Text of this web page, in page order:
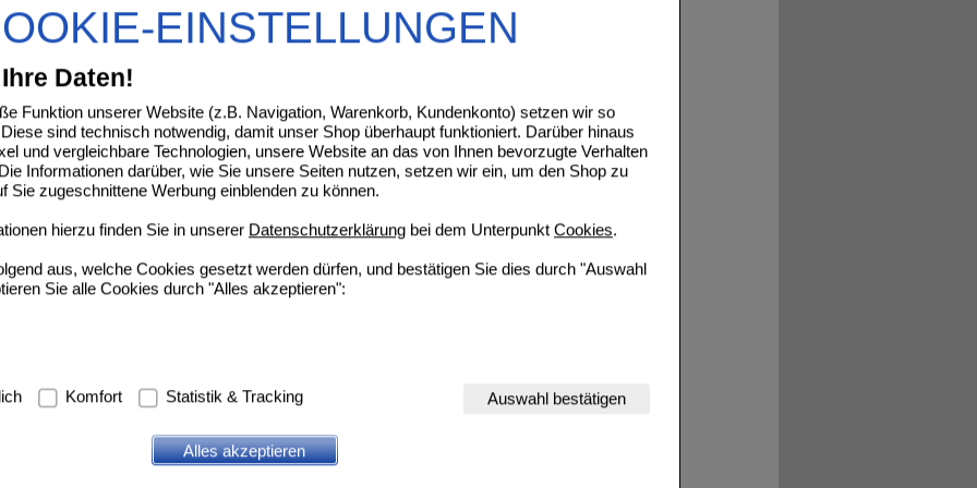
EINSTELLUNGEN
Daten!
Funktion unserer Website (z.B. Navigation, Warenkorb, Kundenkonto) setzen wir so
sind technisch notwendig, damit unser Shop überhaupt funktioniert. Darüber hinaus
und vergleichbare Technologien, unsere Website an das von Ihnen bevorzugte Verhalten
Informationen darüber, wie Sie unsere Seiten nutzen, setzen wir ein, um den Shop zu
Sie zugeschnittene Werbung einblenden zu können.
hierzu finden Sie in unserer Datenschutzerklärung bei dem Unterpunkt Cookies.
aus, welche Cookies gesetzt werden dürfen, und bestätigen Sie dies durch "Auswahl
Sie alle Cookies durch "Alles akzeptieren":
Hierbei handelt es sich um Cookies, die für die Grundfunktionen unserer Website
Warenkorb, Kundenkonto), weshalb auf diese nicht verzichtet werden kann.
werden genutzt um das Einkaufserlebnis noch ansprechender zu gestalten,
des Besuchers oder unsere Seite an bevorzugte Verhaltensweisen (z.B.
Komfort Statistik & Tracking Auswahl bestätigen
Alles akzeptieren
Anti-Age Hyaluron-Filler UREA Nachtcreme
Beiersdorf AG Eucerin
50ml Creme Sie sparen 11,46 € 30%)
Grundpreis
529,80 €pro 1 l
Details
Anti-Age Hyaluron-Filler Intensiv-Maske
15562560
Unser Preis* 7,65 €
Sie sparen
Grundpreis
Details
EGH Q10 Active Nachtcreme